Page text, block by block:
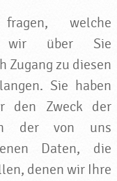
welche
wir über Sie
Zugang zu diesen
Sie haben
den Zweck der
der von uns
Daten, die
denen wir Ihre